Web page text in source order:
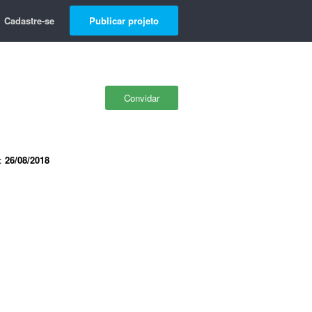
Cadastre-se Publicar projeto
Convidar
26/08/2018